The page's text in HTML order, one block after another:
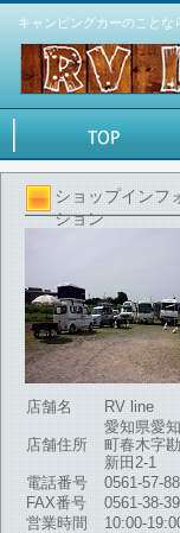
キャンピングカーのことな
ショップインフ
ション
店舗名 RV line
店舗住所
愛知県愛
町春木字
新田2-1
電話番号
0561-57-
FAX番号
0561-38-
営業時間
10:00-